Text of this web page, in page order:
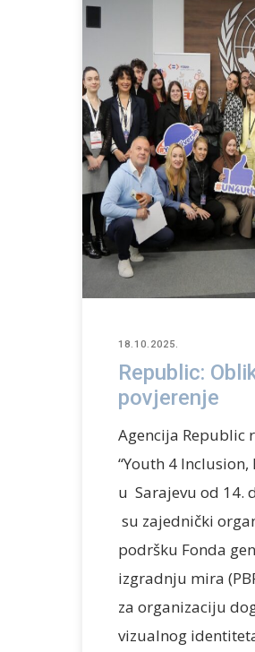
18.10.2025.
Republic:
povjerenje
Agencija Republic
“Youth 4
u Sarajevu od 14.
su zajednički
podršku Fonda
izgradnju mira
za organizaciju
vizualnog